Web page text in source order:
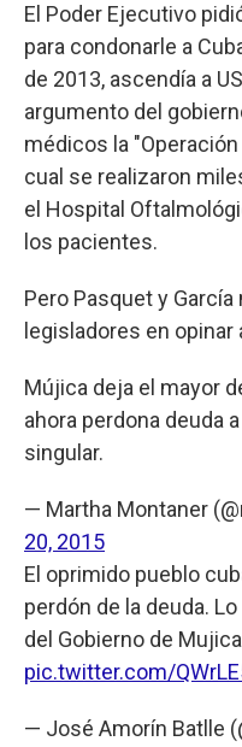
El Poder Ejecutivo
para condonarle a
de 2013, ascendía a
argumento del
médicos la "Operación
cual se realizaron
el Hospital
los pacientes.
Pero Pasquet y
legisladores en opinar
Mújica deja el mayor
ahora perdona deuda
singular.
— Martha Montaner
20, 2015
El oprimido pueblo
perdón de la deuda.
del Gobierno de Mujica
pic.twitter.com/
— José Amorín Batlle